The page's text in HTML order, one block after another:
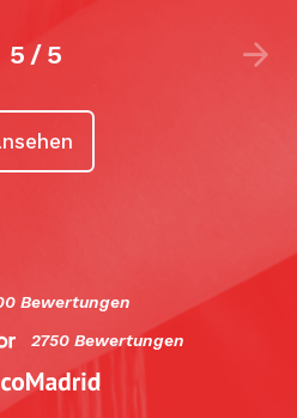
1/ 5
Bewertungen
2750 Bewertungen